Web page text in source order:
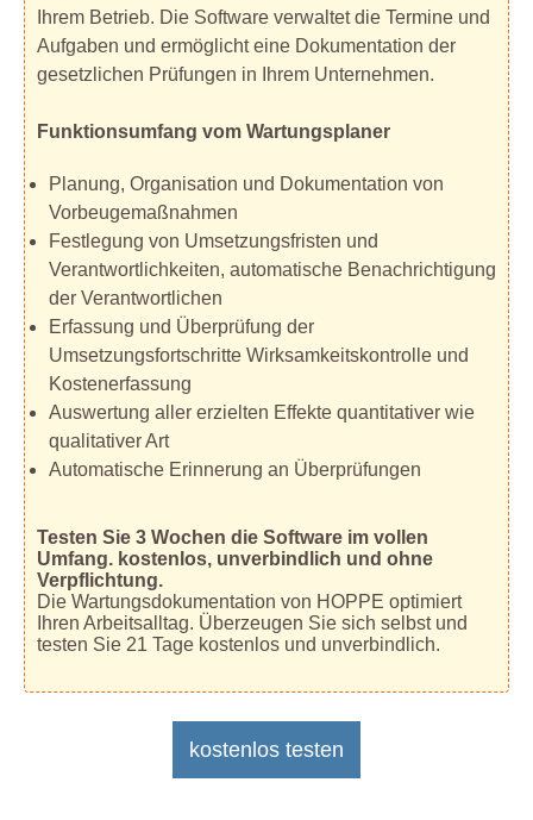
Ihrem Betrieb. Die Software verwaltet die Termine und
Aufgaben und ermöglicht eine Dokumentation der
gesetzlichen Prüfungen in Ihrem Unternehmen.
Funktionsumfang vom Wartungsplaner
Planung, Organisation und Dokumentation von
Vorbeugemaßnahmen
Festlegung von Umsetzungsfristen und
Verantwortlichkeiten, automatische Benachrichtigung
der Verantwortlichen
Erfassung und Überprüfung der
Umsetzungsfortschritte Wirksamkeitskontrolle und
Kostenerfassung
Auswertung aller erzielten Effekte quantitativer wie
qualitativer Art
Automatische Erinnerung an Überprüfungen
Testen Sie 3 Wochen die Software im vollen
Umfang. kostenlos, unverbindlich und ohne
Verpflichtung.
Die Wartungsdokumentation von HOPPE optimiert
Ihren Arbeitsalltag. Überzeugen Sie sich selbst und
testen Sie 21 Tage kostenlos und unverbindlich.
kostenlos testen